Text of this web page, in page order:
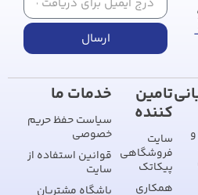
ارسال
تامین
کننده
سایت
فروشگاهی
پیکاتک
همکاری
خدمات ما
سیاست حفظ حریم
خصوصی
قوانین استفاده از
سایت
باشگاه مشتریان